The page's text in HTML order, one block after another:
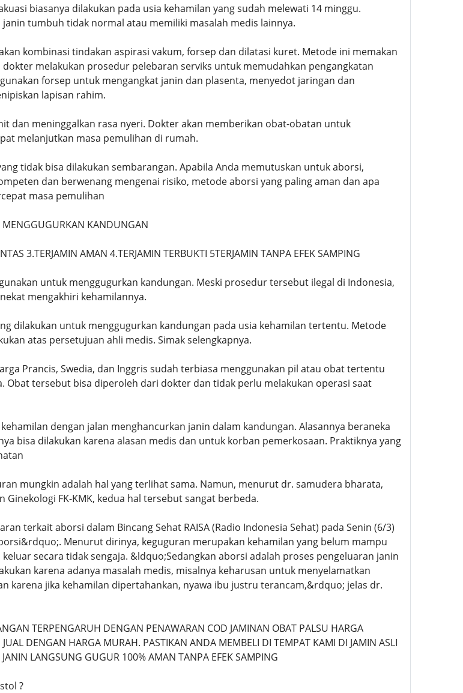
biasanya dilakukan pada usia kehamilan yang sudah melewati 14 minggu.
tumbuh tidak normal atau memiliki masalah medis lainnya.
kombinasi tindakan aspirasi vakum, forsep dan dilatasi kuret. Metode ini memakan
melakukan prosedur pelebaran serviks untuk memudahkan pengangkatan
forsep untuk mengangkat janin dan plasenta, menyedot jaringan dan
lapisan rahim.
dan meninggalkan rasa nyeri. Dokter akan memberikan obat-obatan untuk
melanjutkan masa pemulihan di rumah.
tidak bisa dilakukan sembarangan. Apabila Anda memutuskan untuk aborsi,
dan berwenang mengenai risiko, metode aborsi yang paling aman dan apa
masa pemulihan
KANDUNGAN
3.TERJAMIN AMAN 4.TERJAMIN TERBUKTI 5TERJAMIN TANPA EFEK SAMPING
untuk menggugurkan kandungan. Meski prosedur tersebut ilegal di Indonesia,
mengakhiri kehamilannya.
dilakukan untuk menggugurkan kandungan pada usia kehamilan tertentu. Metode
atas persetujuan ahli medis. Simak selengkapnya.
Prancis, Swedia, dan Inggris sudah terbiasa menggunakan pil atau obat tertentu
Obat tersebut bisa diperoleh dari dokter dan tidak perlu melakukan operasi saat
dengan jalan menghancurkan janin dalam kandungan. Alasannya beraneka
bisa dilakukan karena alasan medis dan untuk korban pemerkosaan. Praktiknya yang
mungkin adalah hal yang terlihat sama. Namun, menurut dr. samudera bharata,
FK-KMK, kedua hal tersebut sangat berbeda.
terkait aborsi dalam Bincang Sehat RAISA (Radio Indonesia Sehat) pada Senin (6/3)
Menurut dirinya, keguguran merupakan kehamilan yang belum mampu
secara tidak sengaja. &ldquo;Sedangkan aborsi adalah proses pengeluaran janin
karena adanya masalah medis, misalnya keharusan untuk menyelamatkan
karena jika kehamilan dipertahankan, nyawa ibu justru terancam,&rdquo; jelas dr.
TERPENGARUH DENGAN PENAWARAN COD JAMINAN OBAT PALSU HARGA
DENGAN HARGA MURAH. PASTIKAN ANDA MEMBELI DI TEMPAT KAMI DI JAMIN ASLI
LANGSUNG GUGUR 100% AMAN TANPA EFEK SAMPING
?